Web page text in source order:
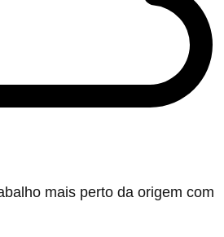
mais perto da origem com